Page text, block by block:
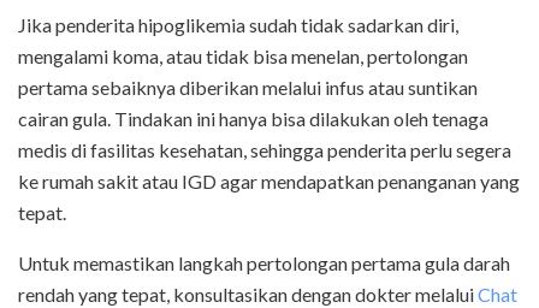
Jika penderita hipoglikemia sudah tidak sadarkan diri,
mengalami koma, atau tidak bisa menelan, pertolongan
pertama sebaiknya diberikan melalui infus atau suntikan
cairan gula. Tindakan ini hanya bisa dilakukan oleh tenaga
medis di fasilitas kesehatan, sehingga penderita perlu segera
ke rumah sakit atau IGD agar mendapatkan penanganan yang
tepat.
Untuk memastikan langkah pertolongan pertama gula darah
rendah yang tepat, konsultasikan dengan dokter melaluiChat